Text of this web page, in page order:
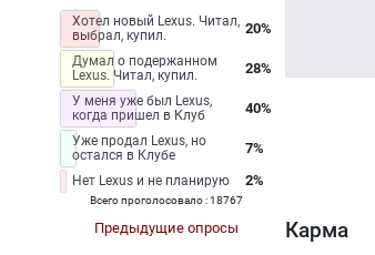
Хотел новый Lexus. Читал,
выбрал, купил.
20%
Думал о подержанном
Lexus. Читал, купил.
28%
У меня уже был Lexus,
когда пришел в Клуб
40%
Уже продал Lexus, но
остался в Клубе
7%
Нет Lexus и не планирую 2%
Всего проголосовало : 18767
Предыдущие опросы Карма